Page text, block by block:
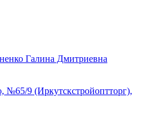
№65/9 (Иркутскстройоптторг),